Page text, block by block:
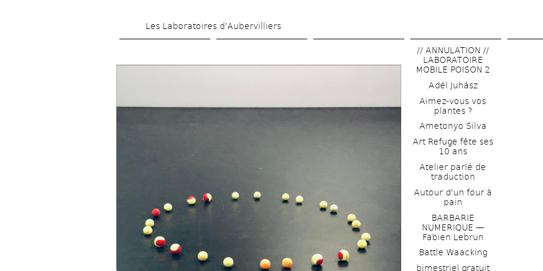
main
Les Laboratoires d’Aubervilliers
// ANNULATION //
LABORATOIRE
MOBILE POISON 2
Adél Juhász
Aimez-vous vos
plantes ?
Ametonyo Silva
Art Refuge fête ses
10 ans
Atelier parlé de
traduction
Autour d'un four à
pain
BARBARIE
NUMERIQUE —
Fabien Lebrun
Battle Waacking
bimestriel gratuit